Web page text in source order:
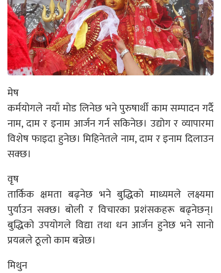
मेष
कर्मयोगले नयाँ मोड लिनेछ भने पुरुषार्थी काम सम्पादन गर्दै
नाम, दाम र इनाम आर्जन गर्न सकिनेछ। उद्योग र व्यापारमा
विशेष फाइदा हुनेछ। मिहिनेतले नाम, दाम र इनाम दिलाउन
सक्छ।
वृष
तार्किक क्षमता बढ्नेछ भने बुद्धिको माध्यमले लक्ष्यमा
पुर्याउन सक्छ। बोली र विचारका प्रशंसकहरू बढ्नेछन्।
बुद्धिको उपयोगले विद्या तथा धन आर्जन हुनेछ भने सानो
प्रयत्नले ठूलो काम बन्नेछ।
मिथुन